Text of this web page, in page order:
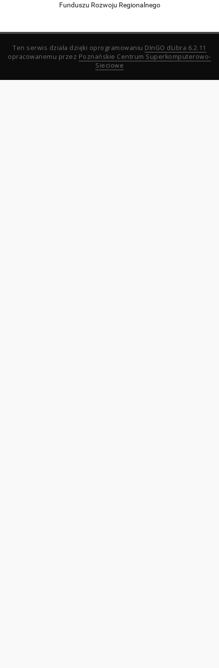
Funduszu Rozwoju Regionalnego
Ten serwis działa dzięki oprogramowaniu DInGO dLibra 6.2.11
opracowanemu przez Poznańskie Centrum Superkomputerowo-
Sieciowe